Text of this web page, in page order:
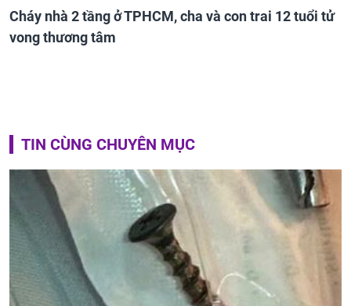
Cháy nhà 2 tầng ở TPHCM, cha và con trai 12 tuổi tử
vong thương tâm
TIN CÙNG CHUYÊN MỤC